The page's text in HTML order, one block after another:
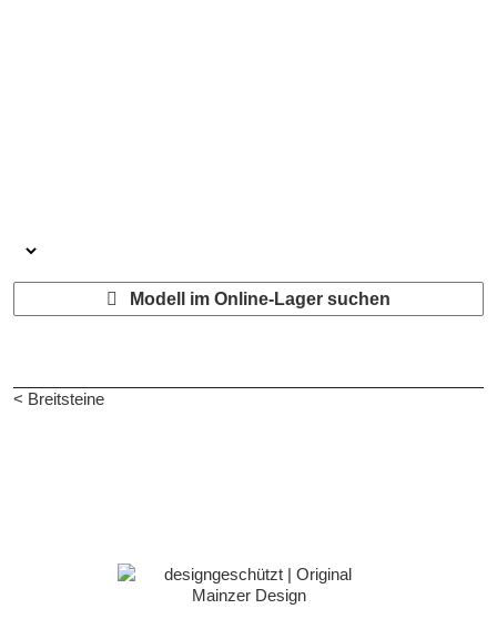
Modell im Online-Lager suchen
< Breitsteine